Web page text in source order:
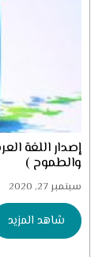
إصدار اللغة
والطموح )
سبتمبر 27, 2020
شاهد المزيد